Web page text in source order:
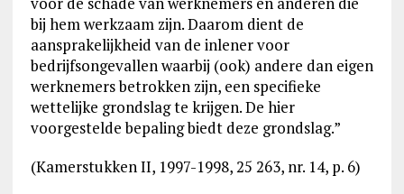
bij hem werkzaam zijn. Daarom dient de
aansprakelijkheid van de inlener voor
bedrijfsongevallen waarbij (ook) andere dan eigen
werknemers betrokken zijn, een specifieke
wettelijke grondslag te krijgen. De hier
voorgestelde bepaling biedt deze grondslag.”
(Kamerstukken II, 1997-1998, 25 263, nr. 14, p. 6)